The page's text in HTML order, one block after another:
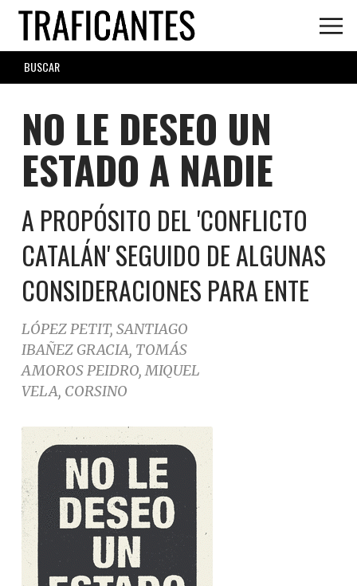
Skip
main
content
SEARCH
FORM
NO LE DESEO UN
ESTADO A NADIE
A PROPÓSITO DEL 'CONFLICTO
CATALÁN' SEGUIDO DE ALGUNAS
CONSIDERACIONES PARA ENTE
LÓPEZ PETIT, SANTIAGO
IBAÑEZ GRACIA, TOMÁS
AMOROS PEIDRO, MIQUEL
VELA, CORSINO